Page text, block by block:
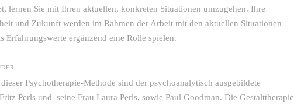
lernen Sie mit Ihren aktuellen, konkreten Situationen umzugehen. Ihre
und Zukunft werden im Rahmen der Arbeit mit den aktuellen Situationen
Erfahrungswerte ergänzend eine Rolle spielen.
Psychotherapie-Methode sind der psychoanalytisch ausgebildete
Perls und seine Frau Laura Perls, sowie Paul Goodman. Die Gestalttherapie